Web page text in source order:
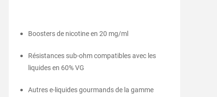
Boosters de nicotine en 20 mg/ml
Résistances sub-ohm compatibles avec les
liquides en 60% VG
Autres e-liquides gourmands de la gamme